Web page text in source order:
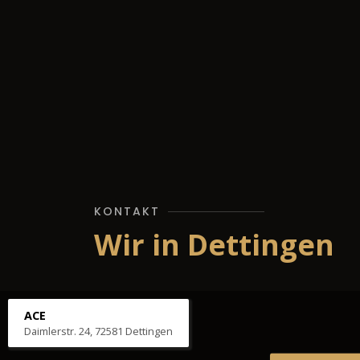
KONTAKT
Wir in Dettingen
ACE
Daimlerstr. 24, 72581 Dettingen